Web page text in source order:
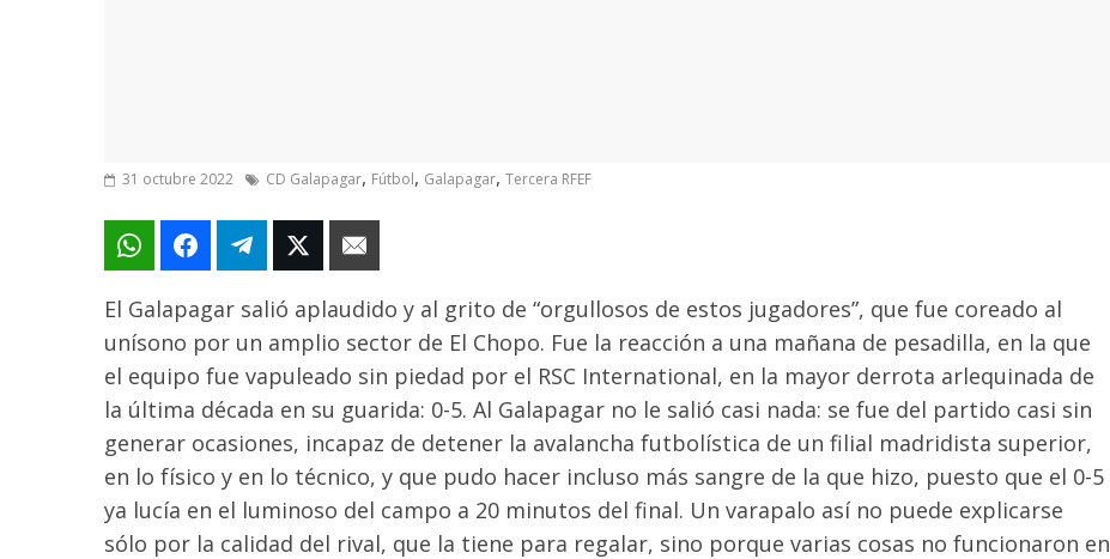
31 octubre 2022 CD Galapagar, Fútbol, Galapagar, Tercera RFEF
El Galapagar salió aplaudido y al grito de “orgullosos de estos jugadores”, que fue coreado al
unísono por un amplio sector de El Chopo. Fue la reacción a una mañana de pesadilla, en la que
el equipo fue vapuleado sin piedad por el RSC International, en la mayor derrota arlequinada de
la última década en su guarida: 0-5. Al Galapagar no le salió casi nada: se fue del partido casi sin
generar ocasiones, incapaz de detener la avalancha futbolística de un filial madridista superior,
en lo físico y en lo técnico, y que pudo hacer incluso más sangre de la que hizo, puesto que el 0-5
ya lucía en el luminoso del campo a 20 minutos del final. Un varapalo así no puede explicarse
sólo por la calidad del rival, que la tiene para regalar, sino porque varias cosas no funcionaron en